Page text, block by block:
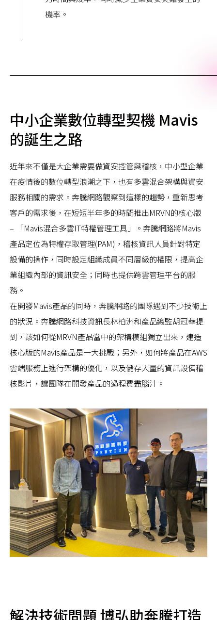
機率。
中小企業數位轉型契機 Mavis
的誕生之路
近年來不僅是大企業需要做資安控管與稽核，中小型企業
在疫情後的數位轉型浪潮之下，也有多雲混合架構與資安
服務相關的需求。奔騰網路觀察到這樣的趨勢，重新思考
客戶的需求後，在短短半年多的時間推出MRVN的核心版
– 「Mavis混合多雲IT特權管理工具」。奔騰網路將Mavis
產品定位為特權存取管理(PAM)，稽核資訊人員針對特定
設備的操作，同時設定組織成員不同層級的權限，提高企
業組織內部的資訊安全；同時也提供跨雲管理平台的服
務。
在開發Mavis產品的同時，奔騰網路的團隊遇到不少技術上
的狀況。奔騰網路科技資訊長林柏洲和產品總監胡冠華提
到，該如何從MRVN產品當中的架構模組獨立出來，建造
核心版的Mavis產品是一大挑戰；另外，如何將產品在AWS
雲端服務上進行架構的優化，以及儲存大量的資訊設備稽
核影片，讓團隊在開發產品的過程費盡腦汁。
解決技術問題 博弘助奔騰打造